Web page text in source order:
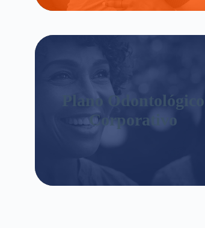
Plano Odontológico
Corporativo